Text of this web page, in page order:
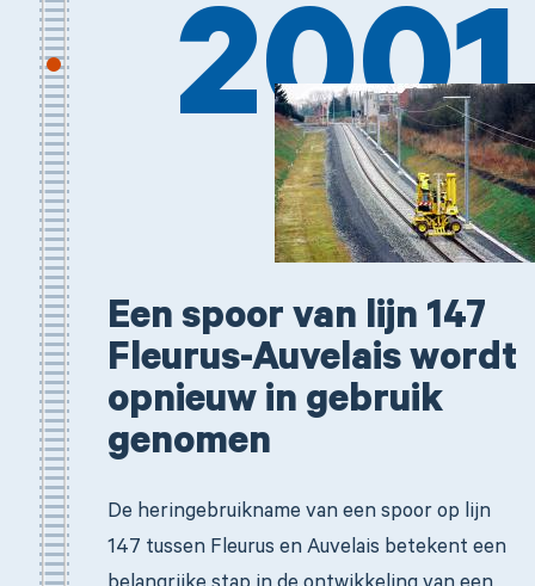
Een spoor van lijn 147
Fleurus-Auvelais wordt
opnieuw in gebruik
genomen
De heringebruikname van een spoor op lijn
147 tussen Fleurus en Auvelais betekent een
2001